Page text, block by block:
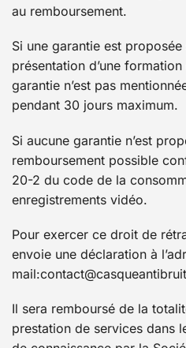
au remboursement.
Si une garantie est
présentation d’une
garantie n’est pas
pendant 30 jours maximum.
Si aucune garantie n’est
remboursement possible
20-2 du code de la
enregistrements vidéo.
Pour exercer ce droit de
envoie une déclaration à
Il sera remboursé de la
prestation de services dans